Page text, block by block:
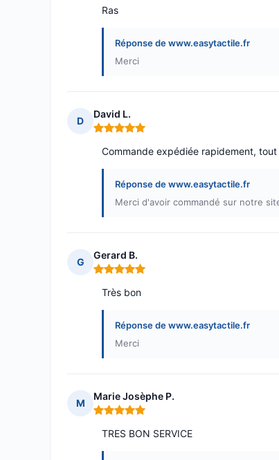
Ras
Réponse de www.easytactile.fr
Merci
D
David L.
Note : 5 sur 5
Commande expédiée rapidement,
Réponse de www.easytactile.fr
Merci d'avoir commandé sur notre
G
Gerard B.
Note : 5 sur 5
Très bon
Réponse de www.easytactile.fr
Merci
M
Marie Josèphe P.
Note : 5 sur 5
TRES BON SERVICE